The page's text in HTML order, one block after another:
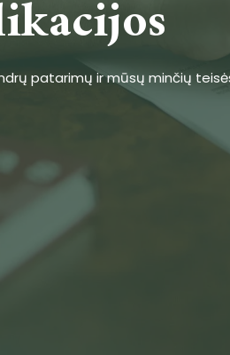
patarimų ir mūsų minčių